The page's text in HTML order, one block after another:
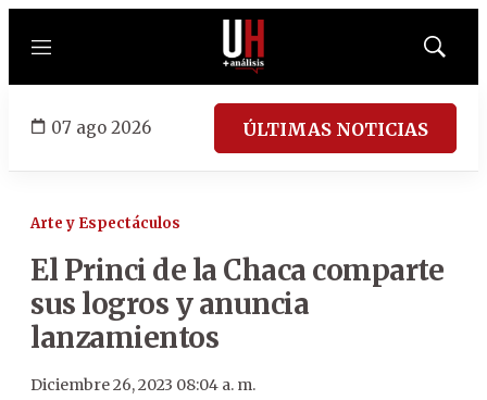
Menú
Mostrar
07 ago 2026 ÚLTIMAS NOTICIAS
Arte y Espectáculos
El Princi de la Chaca comparte
sus logros y anuncia
lanzamientos
Diciembre 26, 2023 08:04 a. m.